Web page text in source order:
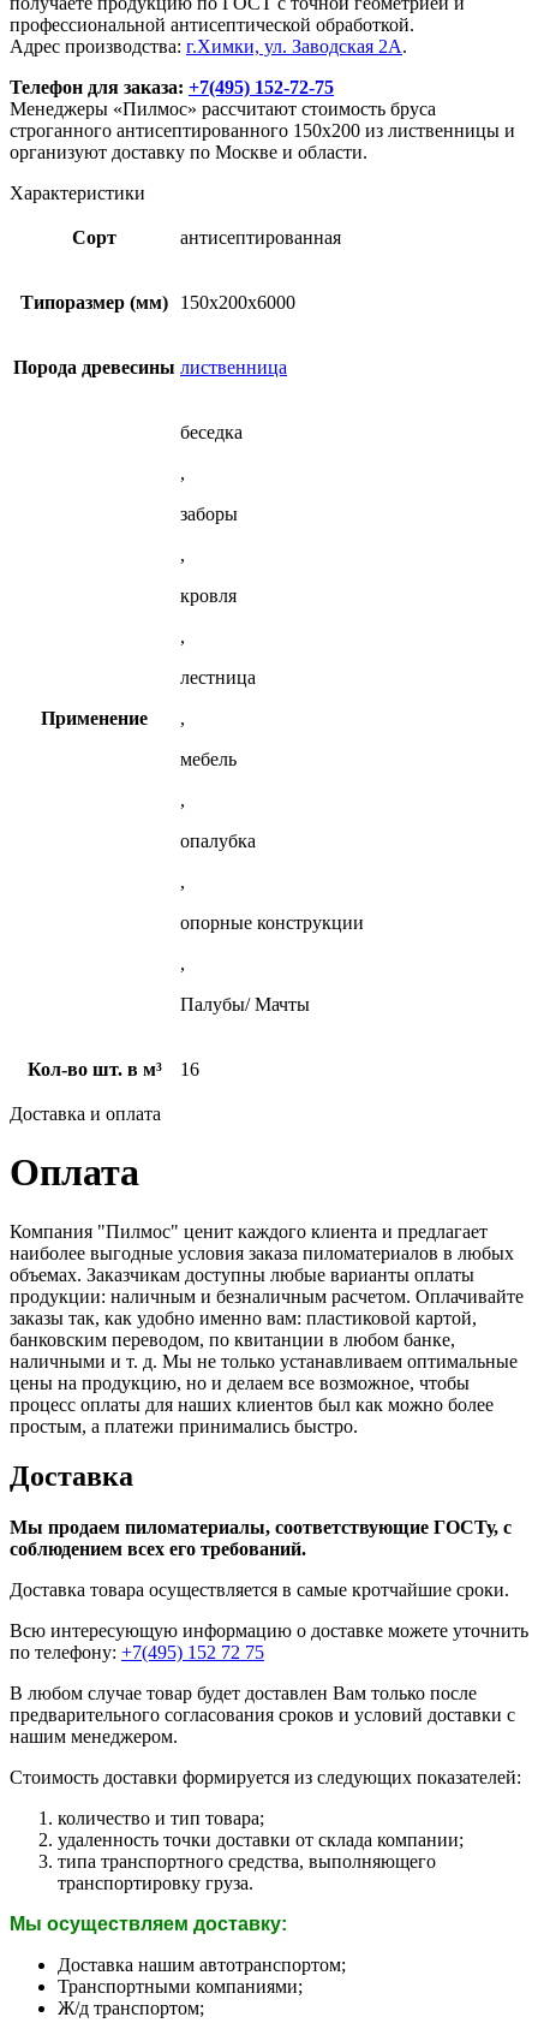
профессиональной антисептической обработкой.
Адрес производства: г.Химки, ул. Заводская 2А.
Телефон для заказа: +7(495) 152-72-75
Менеджеры «Пилмос» рассчитают стоимость бруса
строганного антисептированного 150х200 из лиственницы и
организуют доставку по Москве и области.
Характеристики
Сорт антисептированная
Типоразмер (мм) 150х200х6000
Порода древесины лиственница
Применение
беседка
,
заборы
,
кровля
,
лестница
,
мебель
,
опалубка
,
опорные конструкции
,
Палубы/ Мачты
Кол-во шт. в м³ 16
Доставка и оплата
Оплата
Компания "Пилмос" ценит каждого клиента и предлагает
наиболее выгодные условия заказа пиломатериалов в любых
объемах. Заказчикам доступны любые варианты оплаты
продукции: наличным и безналичным расчетом. Оплачивайте
заказы так, как удобно именно вам: пластиковой картой,
банковским переводом, по квитанции в любом банке,
наличными и т. д. Мы не только устанавливаем оптимальные
цены на продукцию, но и делаем все возможное, чтобы
процесс оплаты для наших клиентов был как можно более
простым, а платежи принимались быстро.
Доставка
Мы продаем пиломатериалы, соответствующие ГОСТу, с
соблюдением всех его требований.
Доставка товара осуществляется в самые кротчайшие сроки.
Всю интересующую информацию о доставке можете уточнить
по телефону: +7(495) 152 72 75
В любом случае товар будет доставлен Вам только после
предварительного согласования сроков и условий доставки с
нашим менеджером.
Стоимость доставки формируется из следующих показателей:
количество и тип товара;
удаленность точки доставки от склада компании;
типа транспортного средства, выполняющего
транспортировку груза.
Мы осуществляем доставку:
Доставка нашим автотранспортом;
Транспортными компаниями;
Ж/д транспортом;